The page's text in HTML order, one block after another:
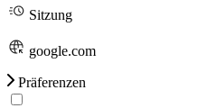
Sitzung
google.com
Präferenzen